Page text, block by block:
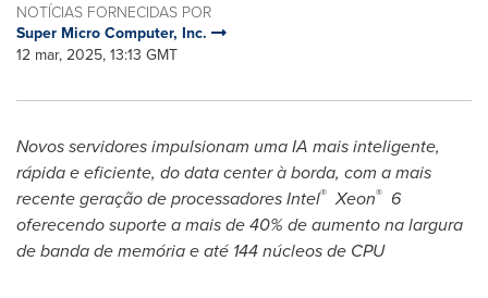
NOTÍCIAS FORNECIDAS POR
Super Micro Computer, Inc.
12 mar, 2025, 13:13 GMT
Novos servidores impulsionam uma IA mais inteligente,
rápida e eficiente, do data center à borda, com a mais
recente geração de processadores Intel® Xeon® 6
oferecendo suporte a mais de 40% de aumento na largura
de banda de memória e até 144 núcleos de CPU